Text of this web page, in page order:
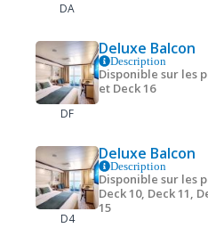
DA
DF
Deluxe Balcon
Description
Disponible sur les
et Deck 16
D4
Deluxe Balcon
Description
Disponible sur les
Deck 10, Deck 11,
15